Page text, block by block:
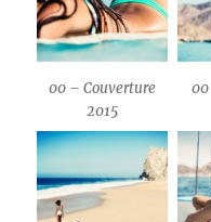
00 – Couverture
2015